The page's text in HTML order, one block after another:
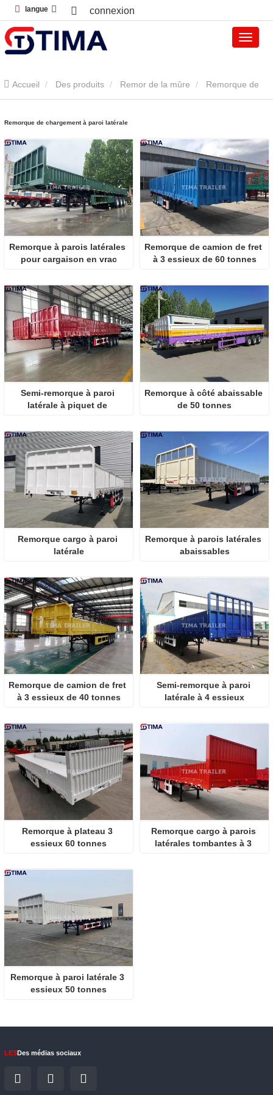
langue connexion
Accueil Des produits Remor de la mûre
Remorque de chargement à paroi latérale
Remorque à parois latérales
pour cargaison en vrac
Remorque de camion de fret
à 3 essieux de 60 tonnes
Semi-remorque à paroi
latérale à piquet de
Remorque à côté abaissable
de 50 tonnes
Remorque cargo à paroi
latérale
Remorque à parois latérales
abaissables
Remorque de camion de fret
à 3 essieux de 40 tonnes
Semi-remorque à paroi
latérale à 4 essieux
Remorque à plateau 3
essieux 60 tonnes
Remorque cargo à parois
latérales tombantes à 3
Remorque à paroi latérale 3
essieux 50 tonnes
LESDes médias sociaux